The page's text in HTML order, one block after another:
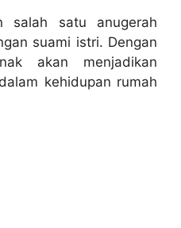
salah satu anugerah
suami istri. Dengan
akan menjadikan
kehidupan rumah